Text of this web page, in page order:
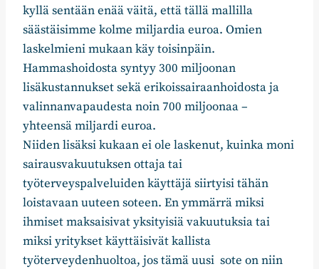
kyllä sentään enää väitä, että tällä mallilla
säästäisimme kolme miljardia euroa. Omien
laskelmieni mukaan käy toisinpäin.
Hammashoidosta syntyy 300 miljoonan
lisäkustannukset sekä erikoissairaanhoidosta ja
valinnanvapaudesta noin 700 miljoonaa –
yhteensä miljardi euroa.
Niiden lisäksi kukaan ei ole laskenut, kuinka moni
sairausvakuutuksen ottaja tai
työterveyspalveluiden käyttäjä siirtyisi tähän
loistavaan uuteen soteen. En ymmärrä miksi
ihmiset maksaisivat yksityisiä vakuutuksia tai
miksi yritykset käyttäisivät kallista
työterveydenhuoltoa, jos tämä uusi sote on niin